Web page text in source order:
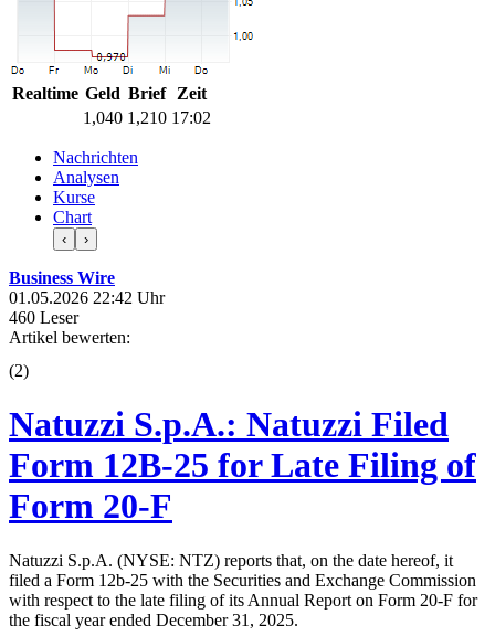
Realtime Geld Brief
Zeit
1,040 1,210 17:02
Nachrichten
Analysen
Kurse
Chart
‹ ›
Business Wire
01.05.2026 22:42 Uhr
460 Leser
Artikel bewerten:
(2)
Natuzzi S.p.A.: Natuzzi Filed
Form 12B-25 for Late Filing of
Form 20-F
Natuzzi S.p.A. (NYSE: NTZ) reports that, on the date hereof, it
filed a Form 12b-25 with the Securities and Exchange Commission
with respect to the late filing of its Annual Report on Form 20-F for
the fiscal year ended December 31, 2025.